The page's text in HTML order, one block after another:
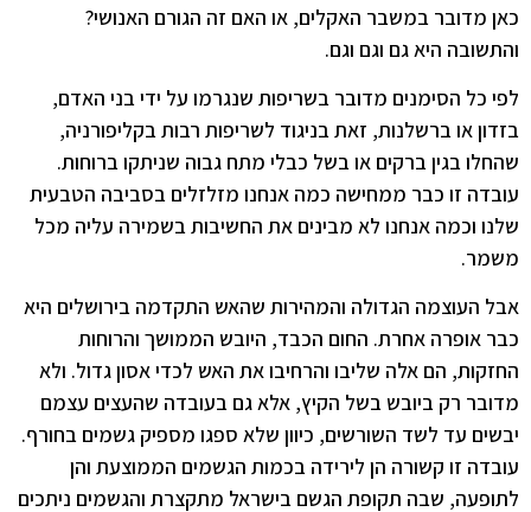
כאן מדובר במשבר האקלים, או האם זה הגורם האנושי?
והתשובה היא גם וגם וגם.
לפי כל הסימנים מדובר בשריפות שנגרמו על ידי בני האדם,
בזדון או ברשלנות, זאת בניגוד לשריפות רבות בקליפורניה,
שהחלו בגין ברקים או בשל כבלי מתח גבוה שניתקו ברוחות.
עובדה זו כבר ממחישה כמה אנחנו מזלזלים בסביבה הטבעית
שלנו וכמה אנחנו לא מבינים את החשיבות בשמירה עליה מכל
משמר.
אבל העוצמה הגדולה והמהירות שהאש התקדמה בירושלים היא
כבר אופרה אחרת. החום הכבד, היובש הממושך והרוחות
החזקות, הם אלה שליבו והרחיבו את האש לכדי אסון גדול. ולא
מדובר רק ביובש בשל הקיץ, אלא גם בעובדה שהעצים עצמם
יבשים עד לשד השורשים, כיוון שלא ספגו מספיק גשמים בחורף.
עובדה זו קשורה הן לירידה בכמות הגשמים הממוצעת והן
לתופעה, שבה תקופת הגשם בישראל מתקצרת והגשמים ניתכים